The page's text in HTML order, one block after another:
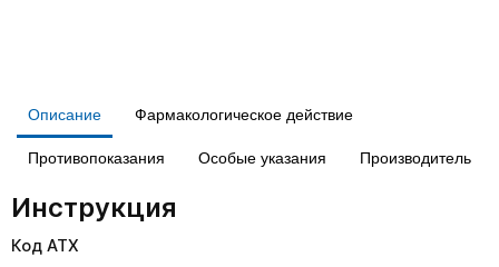
Описание Фармакологическое действие
Противопоказания Особые указания Производитель
Инструкция
Код АТХ